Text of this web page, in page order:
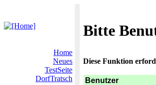
Bitte
Home
Neues
TestSeite
DorfTratsch
Diese Funktion
Benutzer